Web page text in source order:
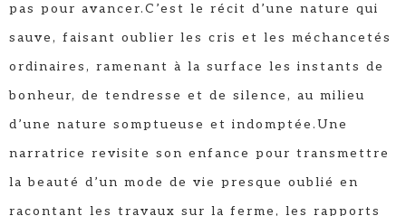
pas pour avancer.C’est le récit d’une nature qui
sauve, faisant oublier les cris et les méchancetés
ordinaires, ramenant à la surface les instants de
bonheur, de tendresse et de silence, au milieu
d’une nature somptueuse et indomptée.Une
narratrice revisite son enfance pour transmettre
la beauté d’un mode de vie presque oublié en
racontant les travaux sur la ferme, les rapports